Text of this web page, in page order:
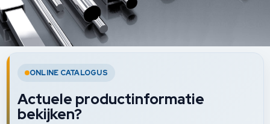
ONLINE CATALOGUS
Actuele productinformatie
bekijken?